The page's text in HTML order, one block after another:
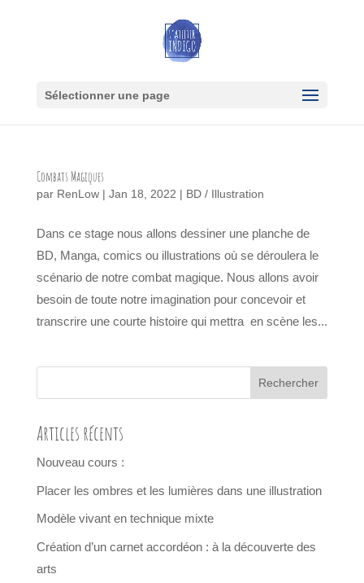
Sélectionner une page
Combats Magiques
par RenLow| Jan 18, 2022 | BD / Illustration
Dans ce stage nous allons dessiner une planche de
BD, Manga, comics ou illustrations où se déroulera le
scénario de notre combat magique. Nous allons avoir
besoin de toute notre imagination pour concevoir et
transcrire une courte histoire qui mettra en scène les...
Articles récents
Nouveau cours :
Placer les ombres et les lumières dans une illustration
Modèle vivant en technique mixte
Création d’un carnet accordéon : à la découverte des
arts